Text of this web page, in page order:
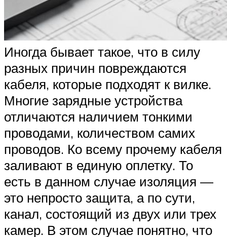
Иногда бывает такое, что в силу
разных причин повреждаются
кабеля, которые подходят к вилке.
Многие зарядные устройства
отличаются наличием тонкими
проводами, количеством самих
проводов. Ко всему прочему кабеля
заливают в единую оплетку. То
есть в данном случае изоляция —
это непросто защита, а по сути,
канал, состоящий из двух или трех
камер. В этом случае понятно, что